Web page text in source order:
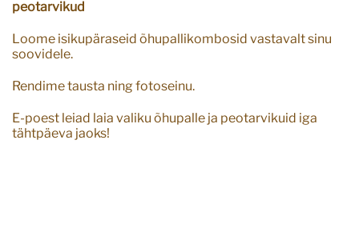
peotarvikud
Loome isikupäraseid õhupallikombosid vastavalt sinu
soovidele.
Rendime tausta ning fotoseinu.
E-poest leiad laia valiku õhupalle ja peotarvikuid iga
tähtpäeva jaoks!